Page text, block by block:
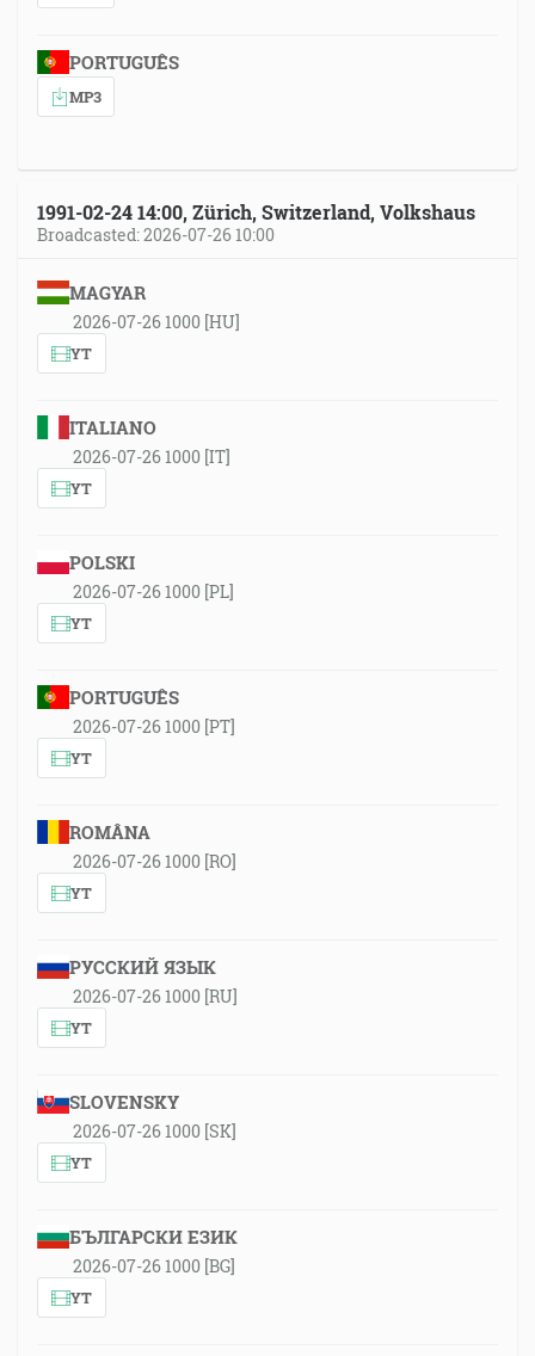
PORTUGUÊS
MP3
1991-02-24 14:00, Zürich, Switzerland, Volkshaus
Broadcasted: 2026-07-26 10:00
MAGYAR
2026-07-26 1000 [HU]
YT
ITALIANO
2026-07-26 1000 [IT]
YT
POLSKI
2026-07-26 1000 [PL]
YT
PORTUGUÊS
2026-07-26 1000 [PT]
YT
ROMÂNA
2026-07-26 1000 [RO]
YT
РУССКИЙ ЯЗЫК
2026-07-26 1000 [RU]
YT
SLOVENSKY
2026-07-26 1000 [SK]
YT
БЪЛГАРСКИ ЕЗИК
2026-07-26 1000 [BG]
YT